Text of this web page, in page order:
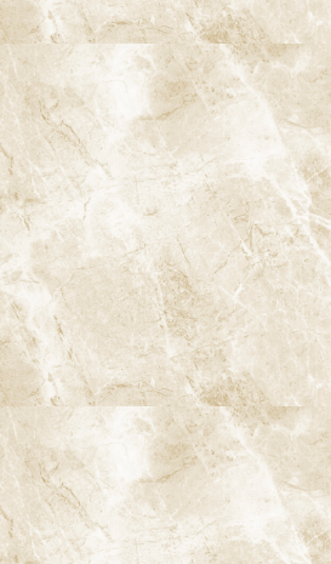
阿佐ヶ谷ことぶき歯科・矯正歯科
〒166-0004 東京都杉並区阿佐谷南3-
阿佐ヶ谷の歯医者「阿佐ヶ谷ことぶき
央線(快速)「阿佐ケ谷駅」徒歩0分 / JR
徒歩0分 / 東京メトロ丸ノ内線「南阿佐
ぐでとても通いやすい場所にある歯医者